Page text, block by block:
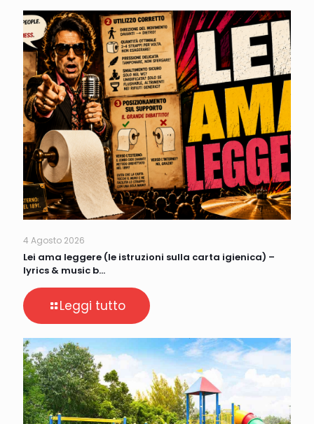
4 Agosto 2026
Lei ama leggere (le istruzioni sulla carta igienica) –
lyrics & music b…
Leggi tutto